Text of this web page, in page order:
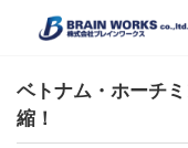
ブレインワークスの紹介
ブレインワークスを知る
ニュースリリース
ベトナム・ホーチ
縮！